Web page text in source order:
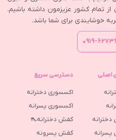
تمام کشور عزیزمون داشته باشیم.
خوشایندی برای شما باشد.
اصلی
پسرانه
دسترسی سریع
اکسسوری دخترانه
اکسسوری پسرانه
کفش دخترانه👠
كفش پسرونه